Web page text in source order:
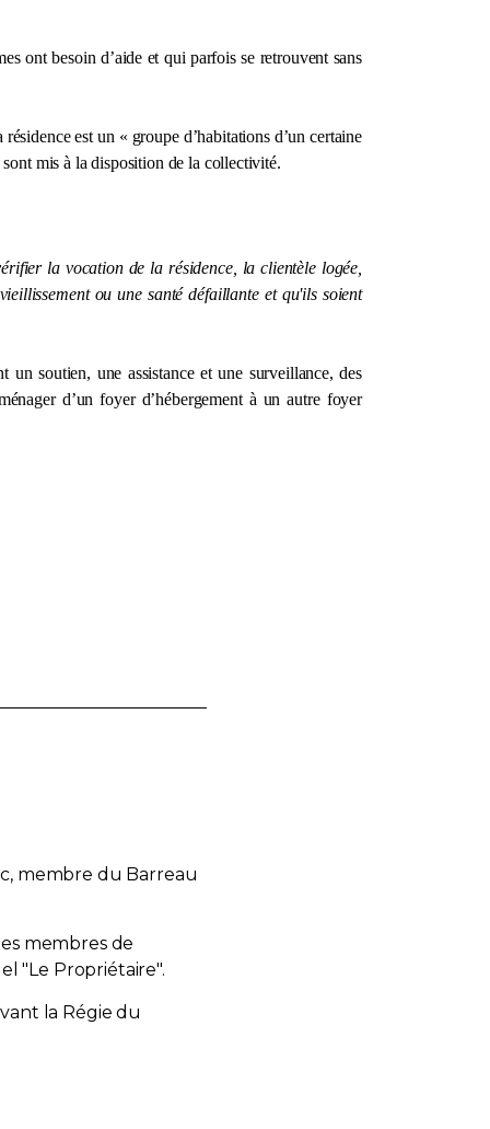
ont besoin d’aide et qui parfois se retrouvent sans
est un « groupe d’habitations d’un certaine
mis à la disposition de la collectivité.
la vocation de la résidence, la clientèle logée,
ou une santé défaillante et qu'ils soient
soutien, une assistance et une surveillance, des
d’un foyer d’hébergement à un autre foyer
membre du Barreau
membres de
"Le Propriétaire".
la Régie du